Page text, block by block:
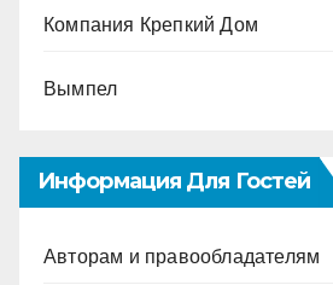
Компания Крепкий Дом
Вымпел
Информация Для Гостей
Авторам и правообладателям